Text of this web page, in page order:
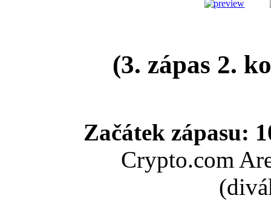
(3. zápas 2.
Začátek zápasu:
Crypto.com